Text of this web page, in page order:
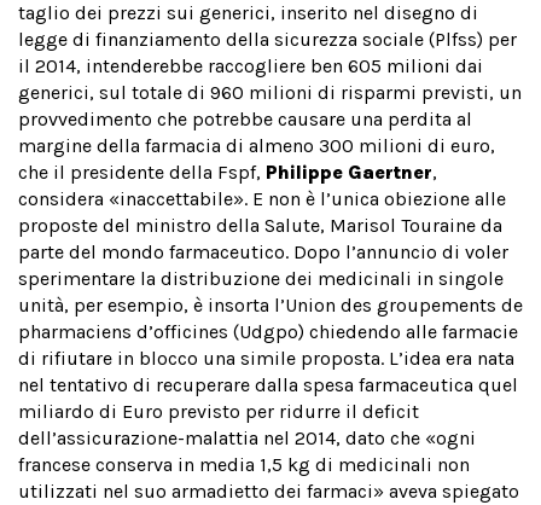
taglio dei prezzi sui generici, inserito nel disegno di
legge di finanziamento della sicurezza sociale (Plfss) per
il 2014, intenderebbe raccogliere ben 605 milioni dai
generici, sul totale di 960 milioni di risparmi previsti, un
provvedimento che potrebbe causare una perdita al
margine della farmacia di almeno 300 milioni di euro,
che il presidente della Fspf, Philippe Gaertner,
considera «inaccettabile». E non è l’unica obiezione alle
proposte del ministro della Salute, Marisol Touraine da
parte del mondo farmaceutico. Dopo l’annuncio di voler
sperimentare la distribuzione dei medicinali in singole
unità, per esempio, è insorta l’Union des groupements de
pharmaciens d’officines (Udgpo) chiedendo alle farmacie
di rifiutare in blocco una simile proposta. L’idea era nata
nel tentativo di recuperare dalla spesa farmaceutica quel
miliardo di Euro previsto per ridurre il deficit
dell’assicurazione-malattia nel 2014, dato che «ogni
francese conserva in media 1,5 kg di medicinali non
utilizzati nel suo armadietto dei farmaci» aveva spiegato